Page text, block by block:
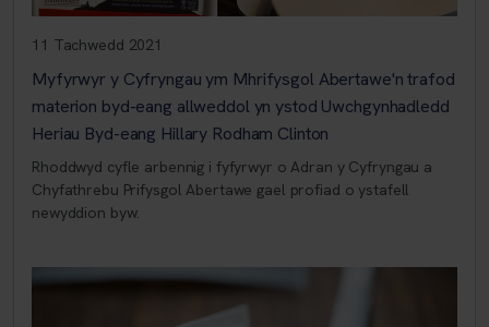
11 Tachwedd 2021
Myfyrwyr y Cyfryngau ym Mhrifysgol Abertawe'n trafod
materion byd-eang allweddol yn ystod Uwchgynhadledd
Heriau Byd-eang Hillary Rodham Clinton
Rhoddwyd cyfle arbennig i fyfyrwyr o Adran y Cyfryngau a
Chyfathrebu Prifysgol Abertawe gael profiad o ystafell
newyddion byw.